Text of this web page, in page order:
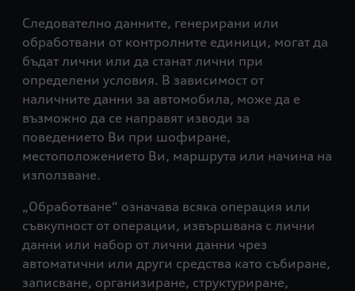
Следователно данните, генерирани или
обработвани от контролните единици, могат да
бъдат лични или да станат лични при
определени условия. В зависимост от
наличните данни за автомобила, може да е
възможно да се направят изводи за
поведението Ви при шофиране,
местоположението Ви, маршрута или начина на
използване.
„Обработване“ означава всяка операция или
съвкупност от операции, извършвана с лични
данни или набор от лични данни чрез
автоматични или други средства като събиране,
записване, организиране, структуриране,